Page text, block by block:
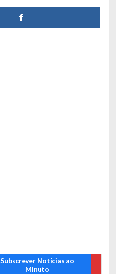
Subscrever Notícias ao
Minuto